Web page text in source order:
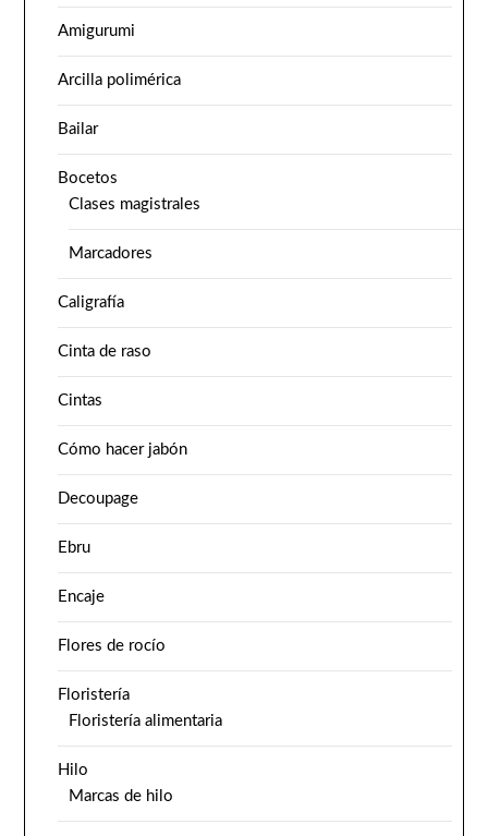
Amigurumi
Arcilla polimérica
Bailar
Bocetos
Clases magistrales
Marcadores
Caligrafía
Cinta de raso
Cintas
Cómo hacer jabón
Decoupage
Ebru
Encaje
Flores de rocío
Floristería
Floristería alimentaria
Hilo
Marcas de hilo